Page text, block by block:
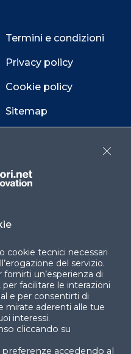
Termini e condizioni
Privacy policy
Cookie policy
Sitemap
Cookie Center
cookie tecnici necessari
del servizio.
un’esperienza di
facilitare le interazioni
e per consentirti di
mirate aderenti alle tue
interessi.
cliccando su
accedendo al